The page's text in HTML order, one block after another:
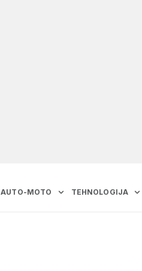
AUTO-MOTO TEHNOLOGIJA